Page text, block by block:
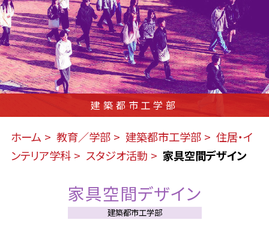
建築都市工学部
ホーム 教育／学部 建築都市工学部
住居・イ
ンテリア学科
スタジオ活動 家具空間デザイン
家具空間デザイン
建築都市工学部